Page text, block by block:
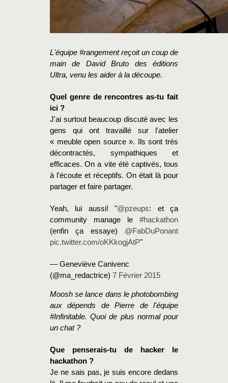
L'équipe #rangement reçoit un coup de
main de David Bruto des éditions
Ultra, venu les aider à la découpe.
Quel genre de rencontres as-tu fait
ici ?
J'ai surtout beaucoup discuté avec les
gens qui ont travaillé sur l'atelier
« meuble open source ». Ils sont très
décontractés, sympathiques et
efficaces. On a vite été captivés, tous
à l'écoute et réceptifs. On était là pour
partager et faire partager.
Yeah, lui aussi! "@pzeups: et ça
community manage le #hackathon
(enfin ça essaye) @FabDuPonant
pic.twitter.com/oKKkogjAtP"
— Geneviève Canivenc
(@ma_redactrice) 7 Février 2015
Moosh se lance dans le photobombing
aux dépends de Pierre de l'équipe
#Infinitable. Quoi de plus normal pour
un chat ?
Que penserais-tu de hacker le
hackathon ?
Je ne sais pas, je suis encore dedans